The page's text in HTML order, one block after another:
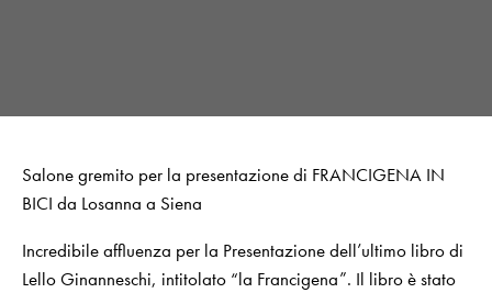
Salone gremito per la presentazione di FRANCIGENA IN
BICI da Losanna a Siena
Incredibile affluenza per la Presentazione dell’ultimo libro di
Lello Ginanneschi, intitolato “la Francigena”. Il libro è stato